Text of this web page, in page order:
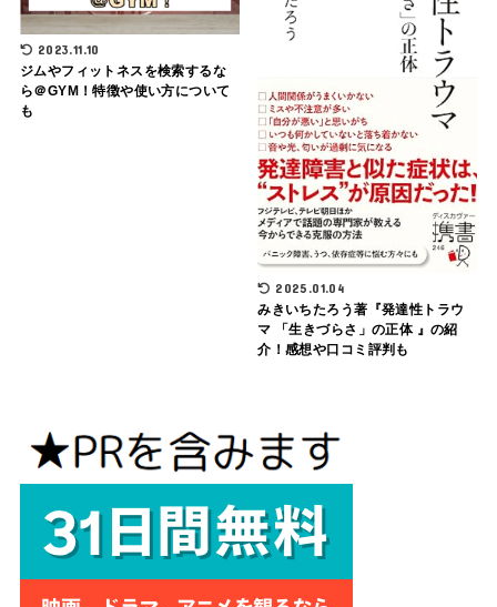
2023.11.10
ジムやフィットネスを検索するな
ら＠GYM！特徴や使い方について
も
2025.01.04
みきいちたろう著『発達性トラウ
マ 「生きづらさ」の正体 』の紹
介！感想や口コミ評判も